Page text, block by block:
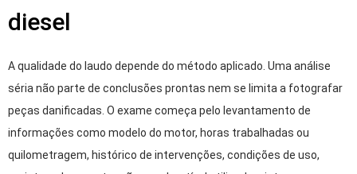
diesel
A qualidade do laudo depende do método aplicado. Uma análise
séria não parte de conclusões prontas nem se limita a fotografar
peças danificadas. O exame começa pelo levantamento de
informações como modelo do motor, horas trabalhadas ou
quilometragem, histórico de intervenções, condições de uso,